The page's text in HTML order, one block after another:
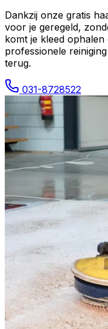
Dankzij onze gratis
voor je geregeld,
komt je kleed
professionele
terug.
031-8728522